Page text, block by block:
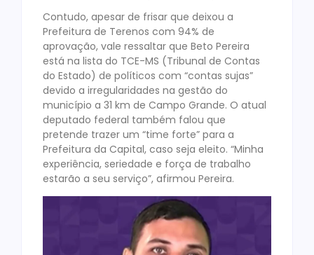
Contudo, apesar de frisar que deixou a
Prefeitura de Terenos com 94% de
aprovação, vale ressaltar que Beto Pereira
está na lista do TCE-MS (Tribunal de Contas
do Estado) de políticos com “contas sujas”
devido a irregularidades na gestão do
município a 31 km de Campo Grande. O atual
deputado federal também falou que
pretende trazer um “time forte” para a
Prefeitura da Capital, caso seja eleito. “Minha
experiência, seriedade e força de trabalho
estarão a seu serviço”, afirmou Pereira.